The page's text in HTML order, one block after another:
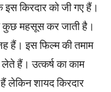
इस किरदार को जी गए हैं।
महसूस कर जाती है।
हैं। इस फिल्म की तमाम
लेते हैं। उत्कर्ष का काम
लेकिन शायद किरदार